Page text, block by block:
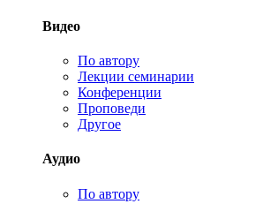
Видео
По автору
Лекции семинарии
Конференции
Проповеди
Другое
Аудио
По автору